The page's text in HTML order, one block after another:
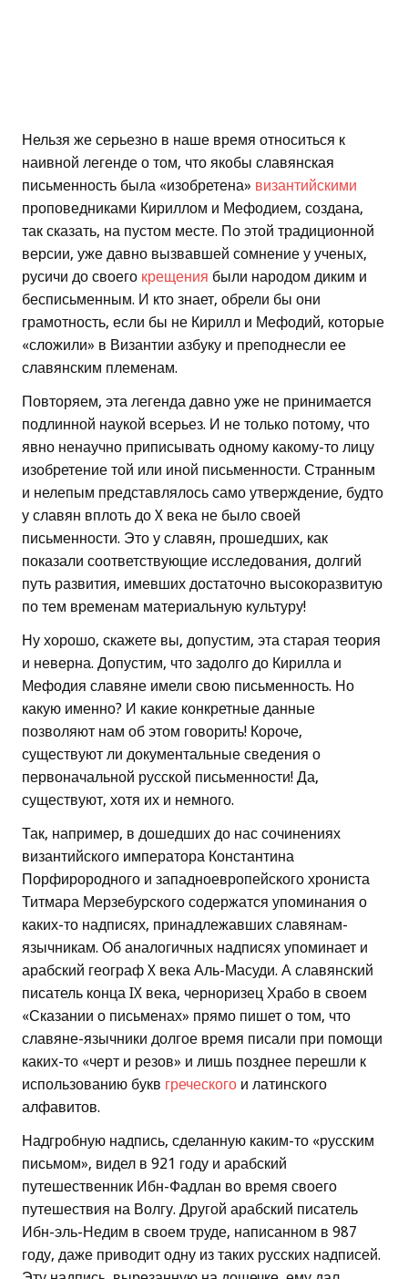
Нельзя же серьезно в наше время относиться к
наивной легенде о том, что якобы славянская
письменность была «изобретена» византийскими
проповедниками Кириллом и Мефодием, создана,
так сказать, на пустом месте. По этой традиционной
версии, уже давно вызвавшей сомнение у ученых,
русичи до своего крещения были народом диким и
бесписьменным. И кто знает, обрели бы они
грамотность, если бы не Кирилл и Мефодий, которые
«сложили» в Византии азбуку и преподнесли ее
славянским племенам.
Повторяем, эта легенда давно уже не принимается
подлинной наукой всерьез. И не только потому, что
явно ненаучно приписывать одному какому-то лицу
изобретение той или иной письменности. Странным
и нелепым представлялось само утверждение, будто
у славян вплоть до X века не было своей
письменности. Это у славян, прошедших, как
показали соответствующие исследования, долгий
путь развития, имевших достаточно высокоразвитую
по тем временам материальную культуру!
Ну хорошо, скажете вы, допустим, эта старая теория
и неверна. Допустим, что задолго до Кирилла и
Мефодия славяне имели свою письменность. Но
какую именно? И какие конкретные данные
позволяют нам об этом говорить! Короче,
существуют ли документальные сведения о
первоначальной русской письменности! Да,
существуют, хотя их и немного.
Так, например, в дошедших до нас сочинениях
византийского императора Константина
Порфирородного и западноевропейского хрониста
Титмара Мерзебурского содержатся упоминания о
каких-то надписях, принадлежавших славянам-
язычникам. Об аналогичных надписях упоминает и
арабский географ X века Аль-Масуди. А славянский
писатель конца IX века, черноризец Храбо в своем
«Сказании о письменах» прямо пишет о том, что
славяне-язычники долгое время писали при помощи
каких-то «черт и резов» и лишь позднее перешли к
использованию букв греческого и латинского
алфавитов.
Надгробную надпись, сделанную каким-то «русским
письмом», видел в 921 году и арабский
путешественник Ибн-Фадлан во время своего
путешествия на Волгу. Другой арабский писатель
Ибн-эль-Недим в своем труде, написанном в 987
году, даже приводит одну из таких русских надписей.